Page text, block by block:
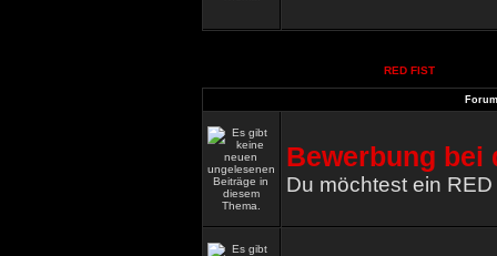
RED FIST
Bewerbung bei
Du möchtest ein